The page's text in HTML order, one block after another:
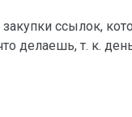
ссылок,
делаешь, т. к.